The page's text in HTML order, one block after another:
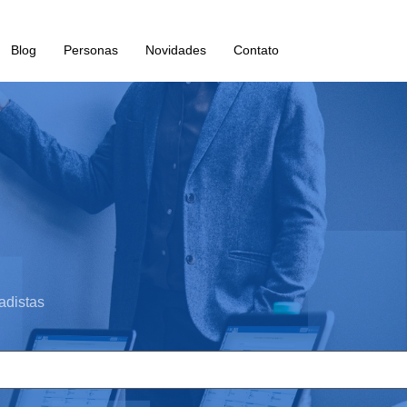
Blog Personas Novidades Contato